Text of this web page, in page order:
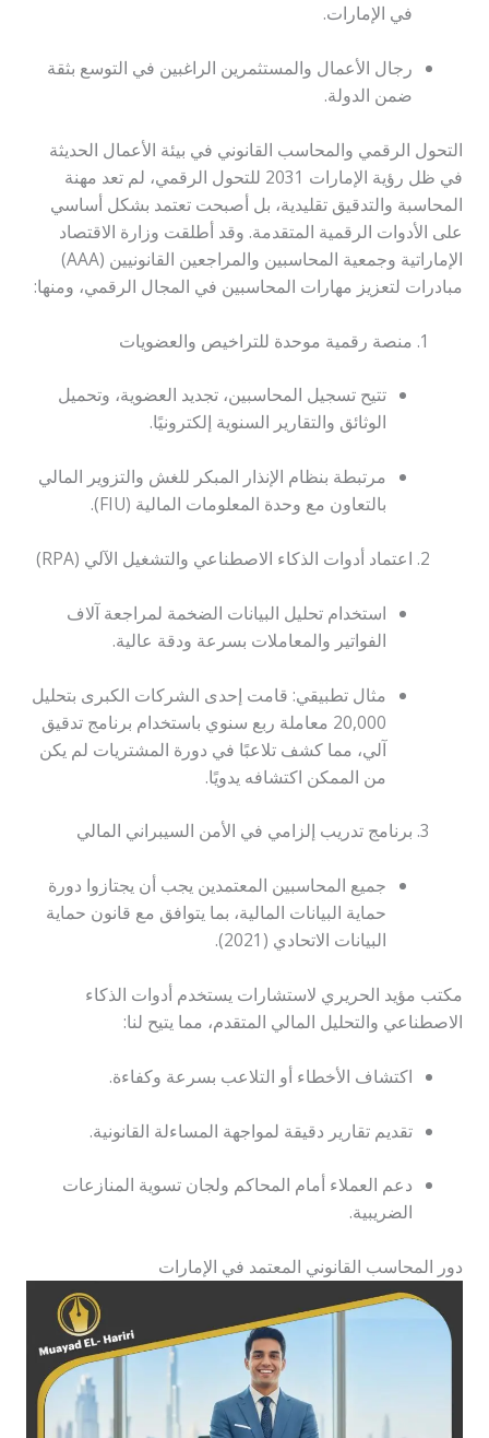
في الإمارات.
رجال الأعمال والمستثمرين الراغبين في التوسع بثقة
ضمن الدولة.
التحول الرقمي والمحاسب القانوني في بيئة الأعمال الحديثة
في ظل رؤية الإمارات 2031 للتحول الرقمي، لم تعد مهنة
المحاسبة والتدقيق تقليدية، بل أصبحت تعتمد بشكل أساسي
على الأدوات الرقمية المتقدمة. وقد أطلقت وزارة الاقتصاد
الإماراتية وجمعية المحاسبين والمراجعين القانونيين (AAA)
مبادرات لتعزيز مهارات المحاسبين في المجال الرقمي، ومنها:
منصة رقمية موحدة للتراخيص والعضويات
تتيح تسجيل المحاسبين، تجديد العضوية، وتحميل
الوثائق والتقارير السنوية إلكترونيًا.
مرتبطة بنظام الإنذار المبكر للغش والتزوير المالي
بالتعاون مع وحدة المعلومات المالية (FIU).
اعتماد أدوات الذكاء الاصطناعي والتشغيل الآلي (RPA)
استخدام تحليل البيانات الضخمة لمراجعة آلاف
الفواتير والمعاملات بسرعة ودقة عالية.
مثال تطبيقي: قامت إحدى الشركات الكبرى بتحليل
20,000 معاملة ربع سنوي باستخدام برنامج تدقيق
آلي، مما كشف تلاعبًا في دورة المشتريات لم يكن
من الممكن اكتشافه يدويًا.
برنامج تدريب إلزامي في الأمن السيبراني المالي
جميع المحاسبين المعتمدين يجب أن يجتازوا دورة
حماية البيانات المالية، بما يتوافق مع قانون حماية
البيانات الاتحادي (2021).
مكتب مؤيد الحريري لاستشارات يستخدم أدوات الذكاء
الاصطناعي والتحليل المالي المتقدم، مما يتيح لنا:
اكتشاف الأخطاء أو التلاعب بسرعة وكفاءة.
تقديم تقارير دقيقة لمواجهة المساءلة القانونية.
دعم العملاء أمام المحاكم ولجان تسوية المنازعات
الضريبية.
دور المحاسب القانوني المعتمد في الإمارات